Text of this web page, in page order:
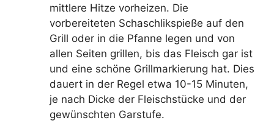
mittlere Hitze vorheizen. Die
vorbereiteten Schaschlikspieße auf den
Grill oder in die Pfanne legen und von
allen Seiten grillen, bis das Fleisch gar ist
und eine schöne Grillmarkierung hat. Dies
dauert in der Regel etwa 10-15 Minuten,
je nach Dicke der Fleischstücke und der
gewünschten Garstufe.